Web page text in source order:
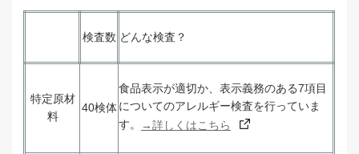
検査数 どんな検査？
特定原材
料
40検体
食品表示が適切か、表示義務のある7項目
についてのアレルギー検査を行っていま
す。
→詳しくはこちら